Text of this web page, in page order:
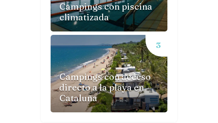
Campings con piscina
climatizada
Campings con acceso
directo a la playa en
Cataluña